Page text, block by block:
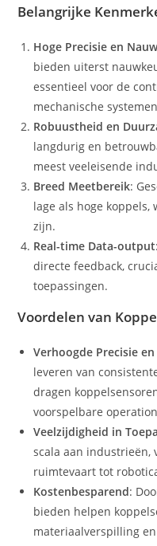
Belangrijke
Hoge Precisie en
bieden uiterst
essentieel voor de
mechanische
Robuustheid en
langdurig en
meest veeleisende
Breed Meetbereik:
lage als hoge
zijn.
Real-time Data-output
directe feedback,
toepassingen.
Voordelen van
Verhoogde Precisie
leveren van
dragen
voorspelbare
Veelzijdigheid in
scala aan industrieën,
ruimtevaart tot
Kostenbesparend:
bieden helpen
materiaalverspilling